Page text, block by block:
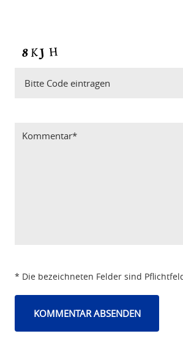
* Die bezeichneten Felder sind